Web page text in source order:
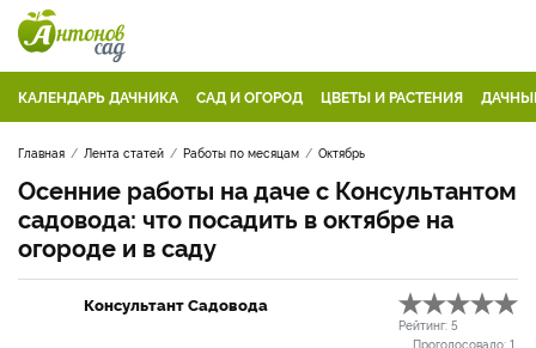
КАЛЕНДАРЬ ДАЧНИКА САД И ОГОРОД ЦВЕТЫ И РАСТЕНИЯ
Главная Лента статей Работы по месяцам Октябрь
Осенние работы на даче с Консультантом
садовода: что посадить в октябре на
огороде и в саду
Консультант Садовода
Рейтинг: 5
Проголосовало: 1